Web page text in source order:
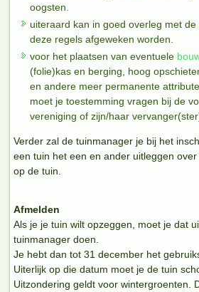
oogsten.
uiteraard kan in goed overleg met
deze regels afgeweken worden.
voor het plaatsen van eventuele
(folie)kas en berging, hoog
en andere meer permanente
moet je toestemming vragen bij de
vereniging of zijn/haar
Verder zal de tuinmanager je bij het
een tuin het een en ander uitleggen
op de tuin.
Afmelden
Als je je tuin wilt opzeggen, moet je dat
tuinmanager doen.
Je hebt dan tot 31 december het
Uiterlijk op die datum moet je de tuin
Uitzondering geldt voor wintergroenten.